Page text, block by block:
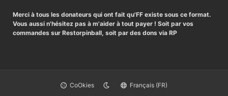
Merci à tous les donateurs qui ont fait qu'FF existe sous ce format.
Vous aussi n'hésitez pas à m'aider à tout payer ! Soit par vos
commandes sur Restorpinball, soit par des dons via RP
CoOkies
Français (FR)